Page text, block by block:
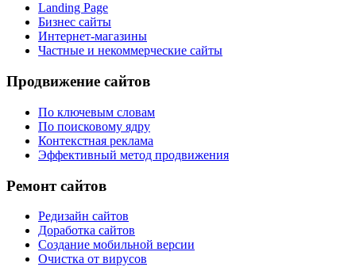
Landing Page
Бизнес сайты
Интернет-магазины
Частные и некоммерческие сайты
Продвижение сайтов
По ключевым словам
По поисковому ядру
Контекстная реклама
Эффективный метод продвижения
Ремонт сайтов
Редизайн сайтов
Доработка сайтов
Создание мобильной версии
Очистка от вирусов